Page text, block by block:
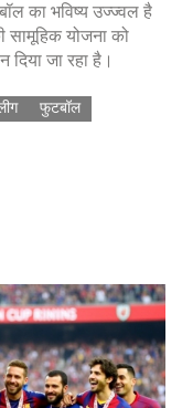
का भविष्य उज्ज्वल है
सामूहिक योजना को
जा रहा है।
फुटबॉल